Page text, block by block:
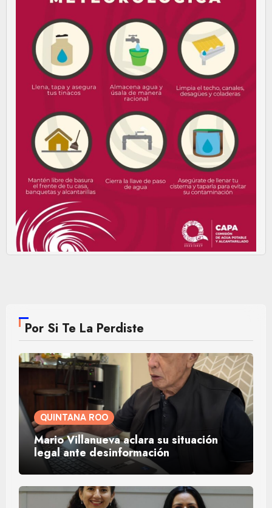
Por Si Te La Perdiste
QUINTANA ROO
Mario Villanueva aclara su situación
legal ante desinformación